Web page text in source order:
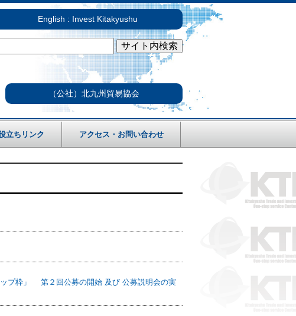
English : Invest Kitakyushu
（公社）北九州貿易協会
立ちリンク アクセス・お問い合わせ
ップ枠」 第２回公募の開始 及び 公募説明会の実